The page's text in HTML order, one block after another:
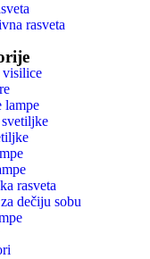
rasveta
lampe
rasveta
dečiju sobu